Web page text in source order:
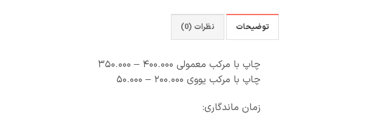
توضیحات نظرات (0)
چاپ با مرکب معمولی ۴۰۰.۰۰۰ – ۳۵۰.۰۰۰
چاپ با مرکب یووی ۲۰۰.۰۰۰ – ۵۰.۰۰۰
زمان ماندگاری: